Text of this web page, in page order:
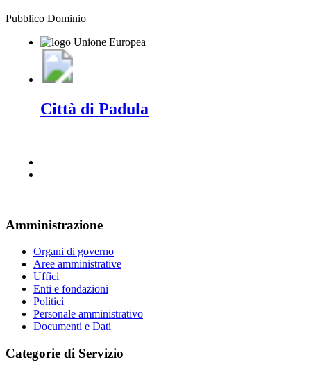
Pubblico Dominio
Città di Padula
Amministrazione
Organi di governo
Aree amministrative
Uffici
Enti e fondazioni
Politici
Personale amministrativo
Documenti e Dati
Categorie di Servizio